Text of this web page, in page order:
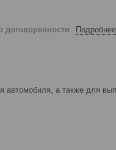
договоренности Подробнее
а также для